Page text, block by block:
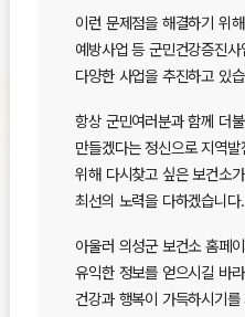
이런 문제점을 해결하기 위
예방사업 등 군민건강증진
다양한 사업을 추진하고 있
항상 군민여러분과 함께 더
만들겠다는 정신으로 지역
위해 다시찾고 싶은 보건소
최선의 노력을 다하겠습니다.
아울러 의성군 보건소 홈페
유익한 정보를 얻으시길 바
건강과 행복이 가득하시기를